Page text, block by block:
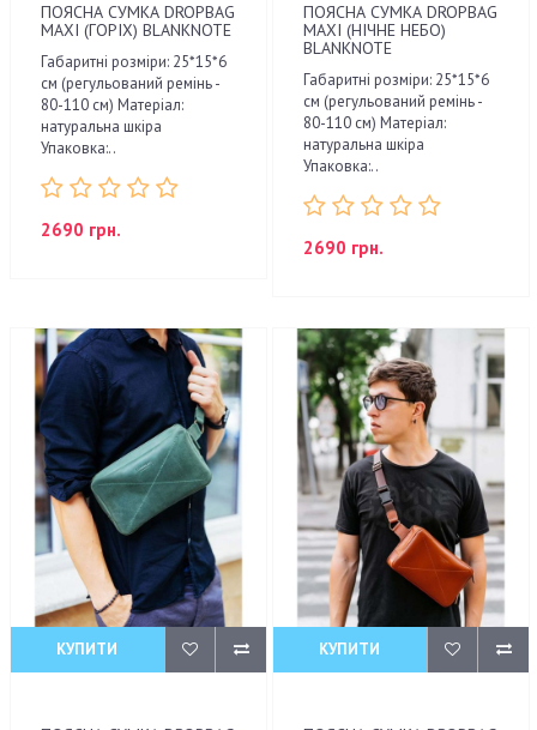
ПОЯСНА СУМКА DROPBAG
MAXI (ГОРІХ) BLANKNOTE
Габаритні розміри: 25*15*6
см (регульований ремінь -
80-110 см) Матеріал:
натуральна шкіра
Упаковка:..
2690 грн.
ПОЯСНА СУМКА DROPBAG
MAXI (НІЧНЕ НЕБО)
BLANKNOTE
Габаритні розміри: 25*15*6
см (регульований ремінь -
80-110 см) Матеріал:
натуральна шкіра
Упаковка:..
2690 грн.
КУПИТИ КУПИТИ